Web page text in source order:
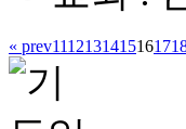
« prev11121314151617